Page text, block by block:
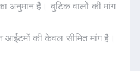
अनुमान है। बुटिक वालों की मांग
की केवल सीमित मांग है।